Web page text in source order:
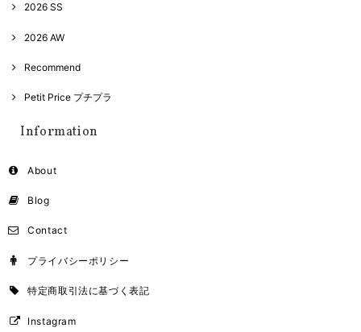
2026 SS
2026 AW
Recommend
Petit Price プチプラ
Information
About
Blog
Contact
プライバシーポリシー
特定商取引法に基づく表記
Instagram